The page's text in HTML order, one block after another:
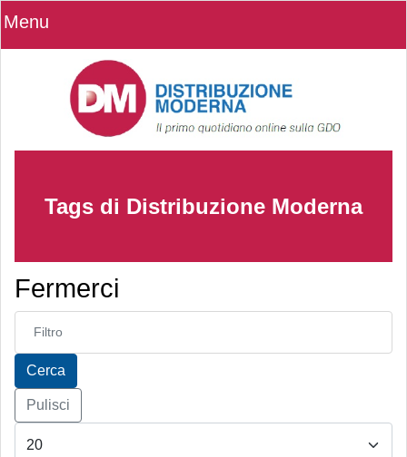
Menu
Tags di Distribuzione Moderna
Fermerci
Inserisci parte del titolo
Cerca
Pulisci